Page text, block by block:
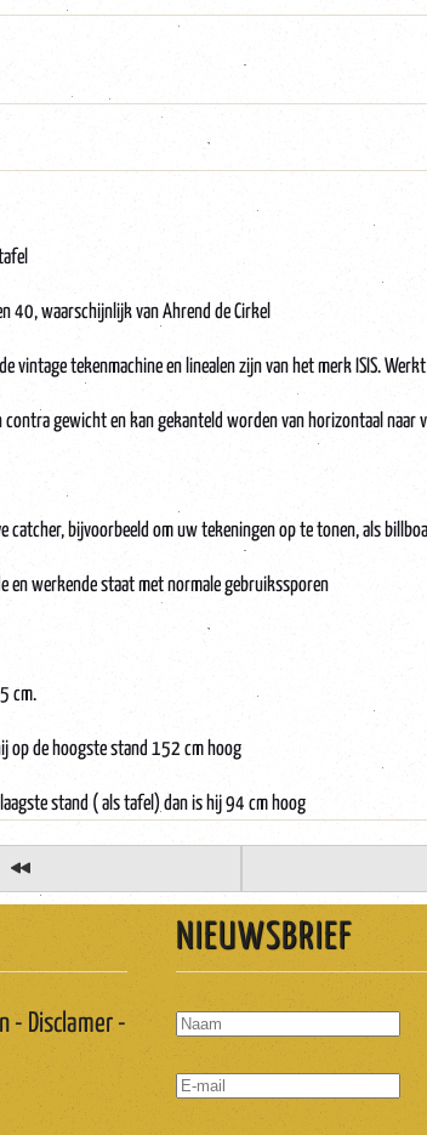
40, waarschijnlijk van Ahrend de Cirkel
vintage tekenmachine en linealen zijn van het merk ISIS.
contra gewicht en kan gekanteld worden van horizontaal naar
catcher, bijvoorbeeld om uw tekeningen op te tonen, als
en werkende staat met normale gebruikssporen
cm.
op de hoogste stand 152 cm hoog
stand ( als tafel) dan is hij 94 cm hoog
- Disclamer -
NIEUWSBRIEF